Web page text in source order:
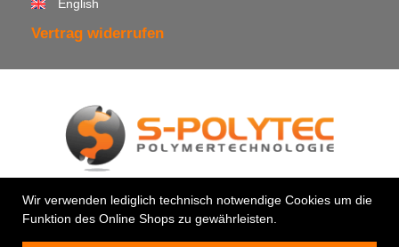
English
Vertrag widerrufen
© 2026 •S-Polytec GmbH
Ihr Profi für Kunststoffe & Klebstoffe
Wir verwenden lediglich technisch notwendige Cookies um die
Funktion des Online Shops zu gewährleisten.